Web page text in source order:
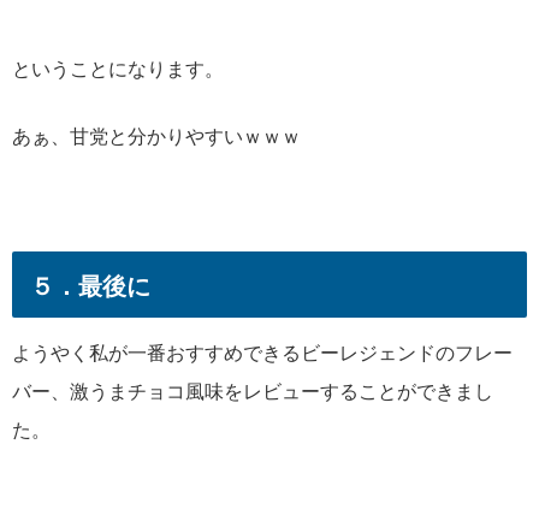
ということになります。
あぁ、甘党と分かりやすいｗｗｗ
５．最後に
ようやく私が一番おすすめできるビーレジェンドのフレー
バー、激うまチョコ風味をレビューすることができまし
た。